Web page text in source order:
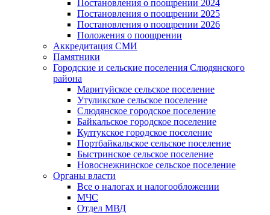
Постановления о поощрении 2024
Постановления о поощрении 2025
Постановления о поощрении 2026
Положения о поощрении
Аккредитация СМИ
Памятники
Городские и сельские поселения Слюдянского
района
Маритуйское сельское поселение
Утуликское сельское поселение
Слюдянское городское поселение
Байкальское городское поселение
Култукское городское поселение
Портбайкальское сельское поселение
Быстринское сельское поселение
Новоснежнинское сельское поселение
Органы власти
Все о налогах и налогообложении
МЧС
Отдел МВД